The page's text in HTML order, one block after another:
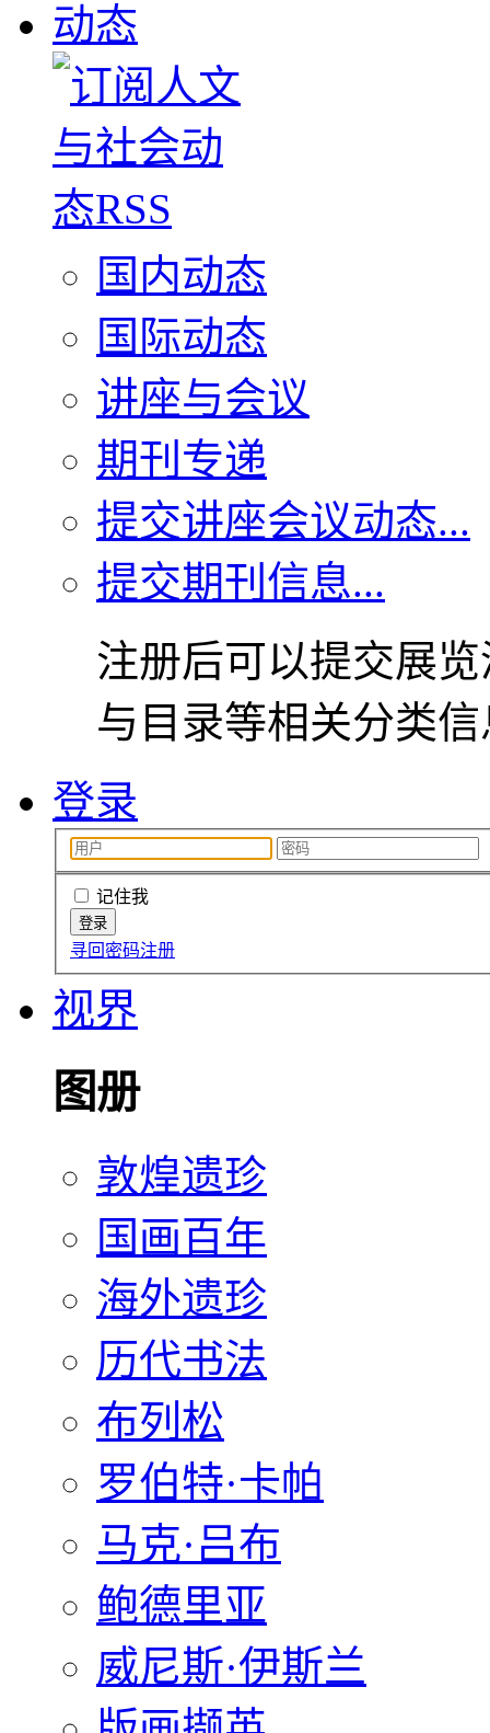
动态
国内动态
国际动态
讲座与会议
期刊专递
提交讲座会议动态...
提交期刊信息...
注册后可以提交展
与目录等相关分类
登录
记住我
寻回密码注册
视界
图册
敦煌遗珍
国画百年
海外遗珍
历代书法
布列松
罗伯特·卡帕
马克·吕布
鲍德里亚
威尼斯·伊斯兰